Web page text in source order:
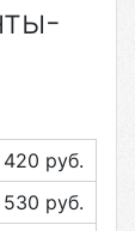
420 руб.
530 руб.